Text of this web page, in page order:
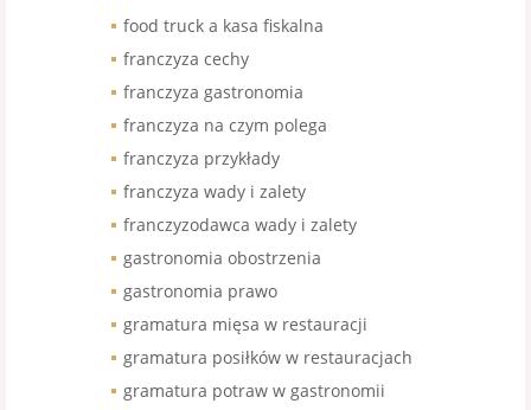
food truck a kasa fiskalna
franczyza cechy
franczyza gastronomia
franczyza na czym polega
franczyza przykłady
franczyza wady i zalety
franczyzodawca wady i zalety
gastronomia obostrzenia
gastronomia prawo
gramatura mięsa w restauracji
gramatura posiłków w restauracjach
gramatura potraw w gastronomii